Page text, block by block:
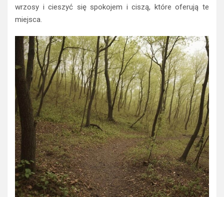
wrzosy i cieszyć się spokojem i ciszą, które oferują te
miejsca.